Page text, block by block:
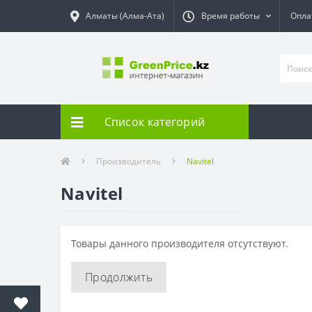
Алматы (Алма-Ата) Время работы
Список категорий
Производитель Navitel
Navitel
Товары данного производителя отсутствуют.
Продолжить